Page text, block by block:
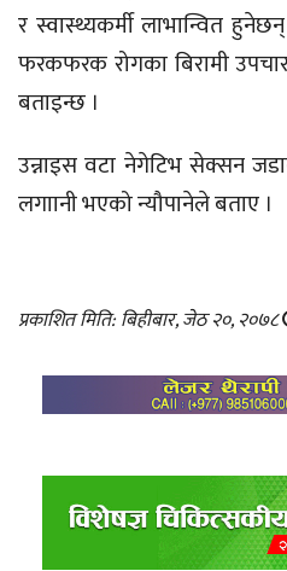
र स्वास्थ्यकर्मी लाभान्वित
फरकफरक रोगका बिरामी
बताइन्छ ।
उन्नाइस वटा नेगेटिभ सेक्सन
लगाानी भएको न्यौपानेले बताए ।
प्रकाशित मिति: बिहीबार, जेठ २०, २०७८